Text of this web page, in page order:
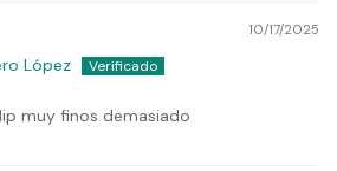
10/17/2025
López
muy finos demasiado